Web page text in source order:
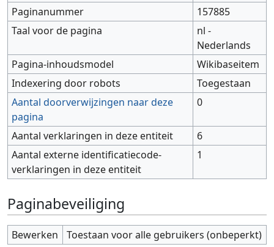
Paginanummer
157885
Taal voor de pagina
nl -
Nederlands
Pagina-inhoudsmodel
Wikibaseitem
Indexering door robots
Toegestaan
Aantal doorverwijzingen naar deze
pagina
0
Aantal verklaringen in deze entiteit
6
Aantal externe identificatiecode-
verklaringen in deze entiteit
1
Paginabeveiliging
Bewerken
Toestaan voor alle gebruikers (onbeperkt)